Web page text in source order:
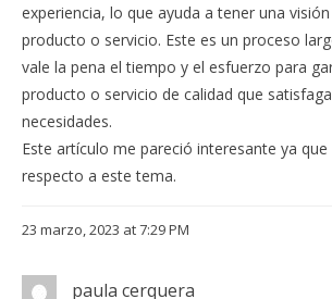
experiencia, lo que ayuda a tener una
producto o servicio. Este es un proceso
vale la pena el tiempo y el esfuerzo para
producto o servicio de calidad que
necesidades.
Este artículo me pareció interesante ya
respecto a este tema.
23 marzo, 2023 at 7:29 PM
paula cerquera